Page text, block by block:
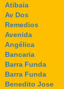
Atibaia
Av Dos
Remedios
Avenida
Angélica
Bancaria
Barra Funda
Barra Funda
Benedito Jose